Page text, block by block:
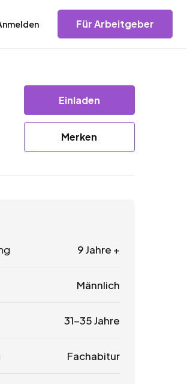
Für Arbeitgeber
Einladen
Merken
9 Jahre +
Männlich
31-35 Jahre
Fachabitur